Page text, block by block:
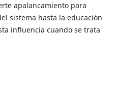
apalancamiento para
sistema hasta la educación
influencia cuando se trata